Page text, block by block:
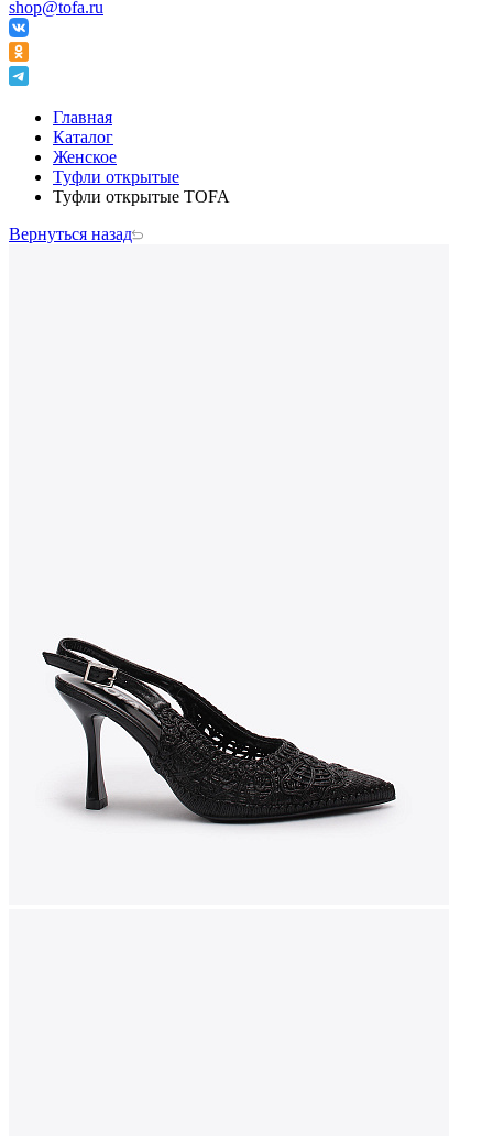
shop@tofa.ru
Главная
Каталог
Женское
Туфли открытые
Туфли открытые TOFA
Вернуться назад